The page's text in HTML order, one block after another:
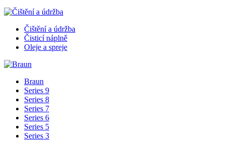
Čištění a údržba
Čisticí náplně
Oleje a spreje
Braun
Series 9
Series 8
Series 7
Series 6
Series 5
Series 3